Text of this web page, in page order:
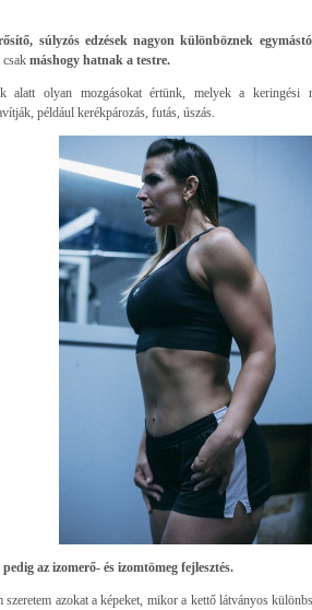
súlyzós edzések nagyon különböznek
máshogy hatnak a testre.
alatt olyan mozgásokat értünk, melyek a keringési
például kerékpározás, futás, úszás.
pedig az izomerő- és izomtömeg fejlesztés.
szeretem azokat a képeket, mikor a kettő látványos